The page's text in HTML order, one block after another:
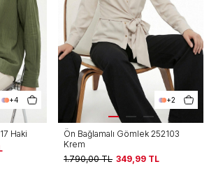
+4
Haki
+2
Ön Bağlamalı Gömlek 252103
Krem
1.790,00TL 349,99 TL